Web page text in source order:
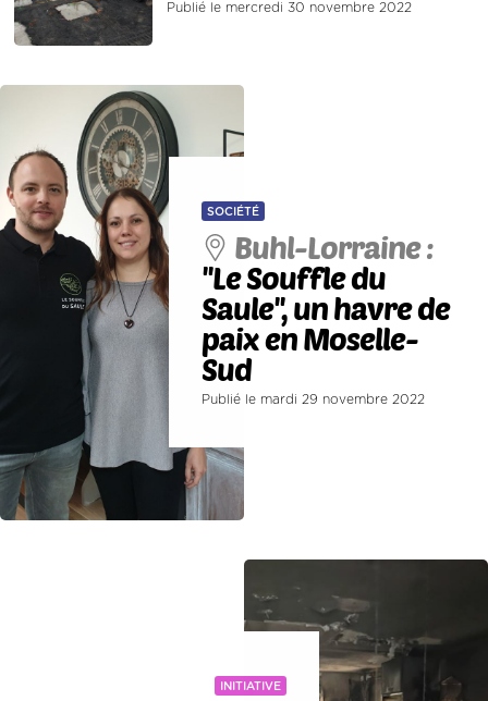
Publié le mercredi 30 novembre 2022
SOCIÉTÉ
Buhl-Lorraine :
''Le Souffle du
Saule'', un havre de
paix en Moselle-
Sud
Publié le mardi 29 novembre 2022
INITIATIVE